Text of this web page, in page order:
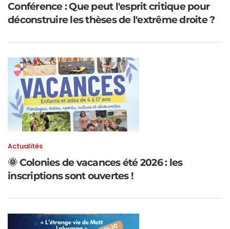
Conférence : Que peut l'esprit critique pour
déconstruire les thèses de l'extrême droite ?
Actualités
🌞 Colonies de vacances été 2026 : les
inscriptions sont ouvertes !